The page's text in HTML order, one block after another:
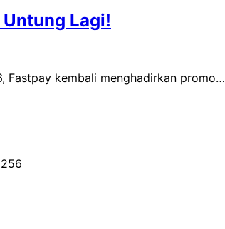
Lagi!
Fastpay kembali menghadirkan promo…